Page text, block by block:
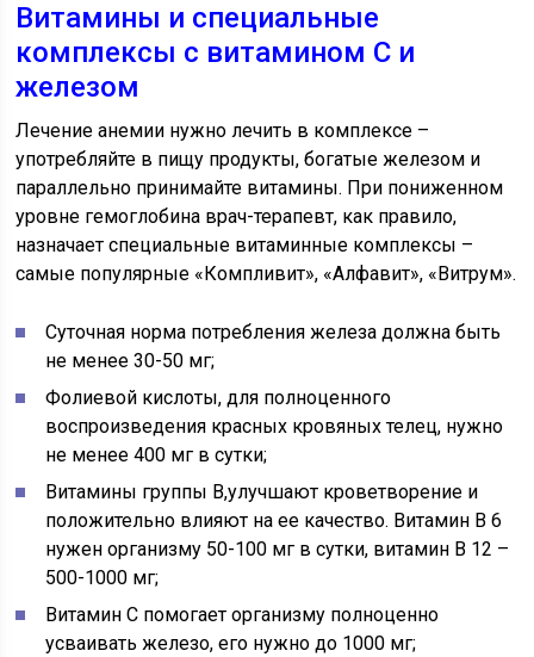
Витамины и специальные
комплексы с витамином С и
железом
Лечение анемии нужно лечить в комплексе –
употребляйте в пищу продукты, богатые железом и
параллельно принимайте витамины. При пониженном
уровне гемоглобина врач-терапевт, как правило,
назначает специальные витаминные комплексы –
самые популярные «Компливит», «Алфавит», «Витрум».
Суточная норма потребления железа должна быть
не менее 30-50 мг;
Фолиевой кислоты, для полноценного
воспроизведения красных кровяных телец, нужно
не менее 400 мг в сутки;
Витамины группы В,улучшают кроветворение и
положительно влияют на ее качество. Витамин В 6
нужен организму 50-100 мг в сутки, витамин В 12 –
500-1000 мг;
Витамин С помогает организму полноценно
усваивать железо, его нужно до 1000 мг;